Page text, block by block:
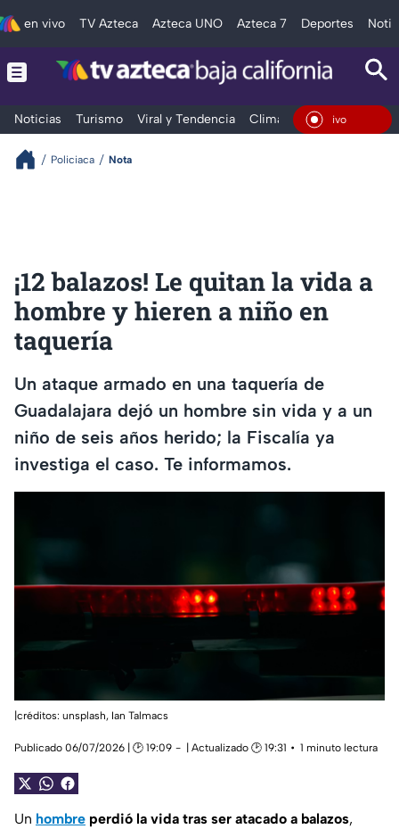
en vivo TV Azteca Azteca UNO Azteca 7 Deportes
Noticias Turismo Viral y Tendencia Clima Deportes
En Vivo
Policiaca Nota
¡12 balazos! Le quitan la vida a
hombre y hieren a niño en
taquería
Un ataque armado en una taquería de
Guadalajara dejó un hombre sin vida y a un
niño de seis años herido; la Fiscalía ya
investiga el caso. Te informamos.
|créditos: unsplash, Ian Talmacs
Publicado 06/07/2026 | 🕑 19:09 | Actualizado 🕑 19:31 1 minuto lectura
Un hombre perdió la vida tras ser atacado a balazos,